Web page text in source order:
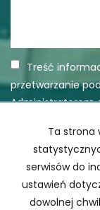
Treść
przetwarzanie
Administratorem
Podanie danych
marketingowym
zawartej umowy
przed zawarciem
Ta strona
serwisów do
ustawień
dowolnej